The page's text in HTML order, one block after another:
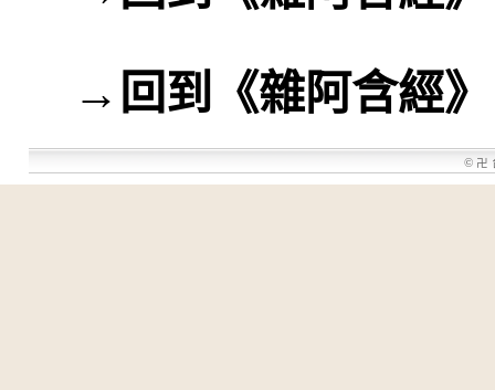
→ 回到《雜阿含經》
© 卍